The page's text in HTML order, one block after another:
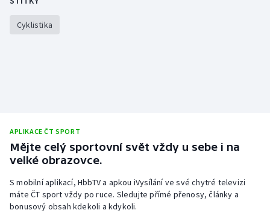
Ragby
Rychlobruslení
Rychlostní kanoistika
Cyklistika
APLIKACE ČT SPORT
Mějte celý sportovní svět vždy u sebe i na
velké obrazovce.
S mobilní aplikací, HbbTV a apkou iVysílání ve své chytré televizi
máte ČT sport vždy po ruce. Sledujte přímé přenosy, články a
bonusový obsah kdekoli a kdykoli.